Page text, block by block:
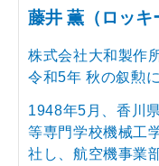
藤井 薫（ロッキ
株式会社大和製作
令和5年 秋の叙勲
1948年5月、香川
等専門学校機械工
社し、航空機事業